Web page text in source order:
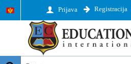
Prijava Registracija